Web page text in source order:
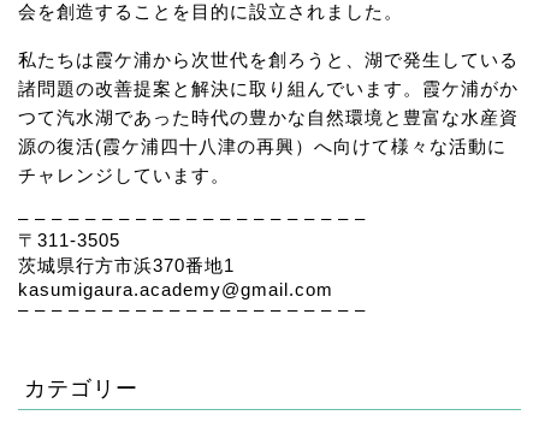
会を創造することを目的に設立されました。
私たちは霞ケ浦から次世代を創ろうと、湖で発生している
諸問題の改善提案と解決に取り組んでいます。霞ケ浦がか
つて汽水湖であった時代の豊かな自然環境と豊富な水産資
源の復活(霞ケ浦四十八津の再興）へ向けて様々な活動に
チャレンジしています。
– – – – – – – – – – – – – – – – – – – – –
〒311-3505
茨城県行方市浜370番地1
kasumigaura.academy@gmail.com
– – – – – – – – – – – – – – – – – – – – –
カテゴリー